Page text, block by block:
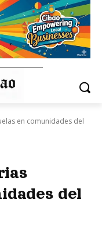
en comunidades del
del